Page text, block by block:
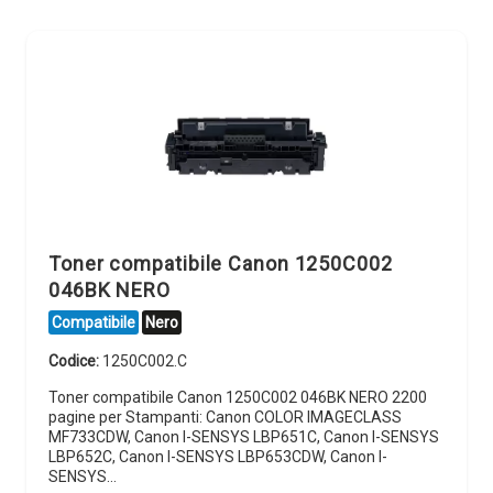
Toner compatibile Canon 1250C002
046BK NERO
Compatibile Nero
Codice: 1250C002.C
Toner compatibile Canon 1250C002 046BK NERO 2200
pagine per Stampanti: Canon COLOR IMAGECLASS
MF733CDW, Canon I-SENSYS LBP651C, Canon I-SENSYS
LBP652C, Canon I-SENSYS LBP653CDW, Canon I-
SENSYS…